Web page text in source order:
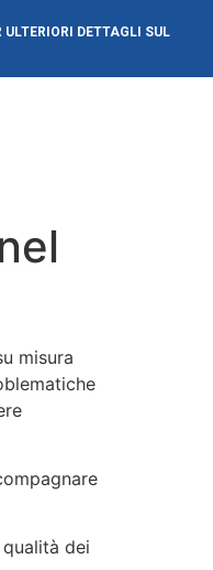
DETTAGLI SUL
misura
dei